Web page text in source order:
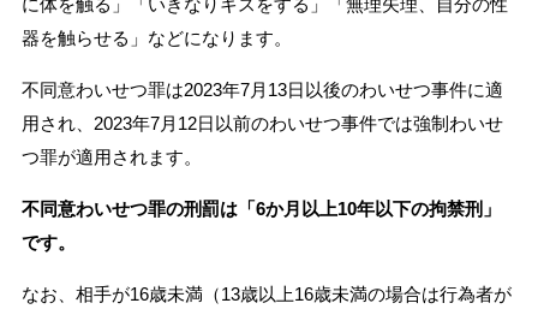
器を触らせる」などになります。
不同意わいせつ罪は2023年7月13日以後のわいせつ事件に適
用され、2023年7月12日以前のわいせつ事件では強制わいせ
つ罪が適用されます。
不同意わいせつ罪の刑罰は「6か月以上10年以下の拘禁刑」
です。
なお、相手が16歳未満（13歳以上16歳未満の場合は行為者が